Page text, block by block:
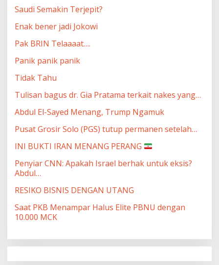
Saudi Semakin Terjepit?
Enak bener jadi Jokowi
Pak BRIN Telaaaat….
Panik panik panik
Tidak Tahu
Tulisan bagus dr. Gia Pratama terkait nakes yang…
Abdul El-Sayed Menang, Trump Ngamuk
Pusat Grosir Solo (PGS) tutup permanen setelah…
INI BUKTI IRAN MENANG PERANG
Penyiar CNN: Apakah Israel berhak untuk eksis?
Abdul…
RESIKO BISNIS DENGAN UTANG
Saat PKB Menampar Halus Elite PBNU dengan
10.000 MCK